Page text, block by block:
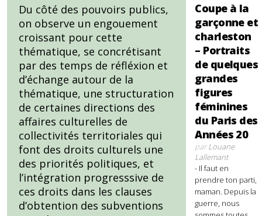
Du côté des pouvoirs publics,
on observe un engouement
croissant pour cette
thématique, se concrétisant
par des temps de réfléxion et
d’échange autour de la
thématique, une structuration
de certaines directions des
affaires culturelles de
collectivités territoriales qui
font des droits culturels une
des priorités politiques, et
l’intégration progresssive de
ces droits dans les clauses
d’obtention des subventions
Coupe à la
garçonne et
charleston
– Portraits
de quelques
grandes
figures
féminines
du Paris des
Années 20
parLouane
Lallemant
- Il faut en
prendre ton parti,
maman. Depuis la
guerre, nous